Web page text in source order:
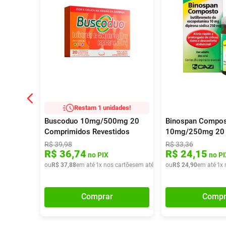
Restam 1 unidades!
Buscoduo 10mg/500mg 20
Comprimidos Revestidos
R$39,98
R$ 36,74 no PIX
ou R$ 37,88em até 1x nos cartõesem até x deR$ 37,88
Comprar
Binospan
10mg/250mg 20
Comprimidos
R$33,36
R$ 24,15 no
ou R$ 24,90em até 1x